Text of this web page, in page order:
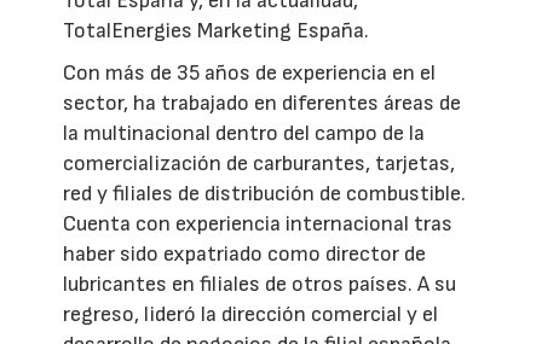
TotalEnergies Marketing España.
Con más de 35 años de experiencia en el
sector, ha trabajado en diferentes áreas de
la multinacional dentro del campo de la
comercialización de carburantes, tarjetas,
red y filiales de distribución de combustible.
Cuenta con experiencia internacional tras
haber sido expatriado como director de
lubricantes en filiales de otros países. A su
regreso, lideró la dirección comercial y el